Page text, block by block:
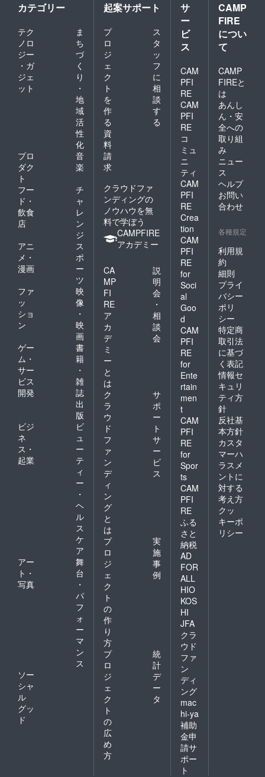
■ 進め方（例）
・初期：自宅ミ
ニスタジオの構
築とパイロット
動画制作
・以降：定期的
な配信と学習素
材の公開、進
捗・収支の透明
なレポート
今後ともどうぞ
よろしくお願い
いたします。
カテゴリー
テク
ノロ
ジー
・ガ
ジェ
ット
ま
ち
づ
く
り
・
地
域
活
性
化
プロ
ダク
ト
音
楽
フー
ド・
飲食
店
チ
ャ
レ
ン
ジ
アニ
メ・
漫画
ス
ポ
ー
ツ
ファ
ッ
ショ
ン
映
像
・
映
画
ゲー
ム・
サー
ビス
開発
書
籍
・
雑
誌
出
版
ビジ
ネ
ス・
起業
ビ
ュ
ー
テ
ィ
ー
・
ヘ
ル
ス
ケ
ア
アー
ト・
写真
舞
台
・
パ
フ
ォ
ー
マ
ン
ス
ソー
シャ
ル
グッ
ド
起案サポート
プ
ロ
ジ
ェ
ク
ト
を
作
る
ス
タ
ッ
フ
に
相
談
す
る
資
料
請
求
クラウドファ
ンディングの
ノウハウを無
料で学ぼう
CAMPFIRE
アカデミー
CA
MP
FI
RE
ア
カ
デ
ミ
ー
と
は
説
明
会
・
相
談
会
ク
ラ
ウ
ド
フ
ァ
ン
デ
ィ
ン
グ
と
は
サ
ポ
ー
ト
サ
ー
ビ
ス
プ
ロ
ジ
ェ
ク
ト
の
作
り
方
実
施
事
例
プ
ロ
ジ
ェ
ク
ト
の
広
め
方
統
計
デ
ー
タ
サ
ー
ビ
ス
CAM
PFI
RE
CAM
PFI
RE
コ
ミュ
ニ
ティ
CAM
PFI
RE
Crea
tion
CAM
PFI
RE
for
Soci
al
Goo
d
CAM
PFI
RE
for
Ente
rtain
men
t
CAM
PFI
RE
for
Spor
ts
CAM
PFI
RE
ふる
さと
納税
AD
FOR
ALL
HIO
KOS
HI
JFA
クラ
ウド
ファ
ン
ディ
ング
mac
hi-ya
補助
金申
請サ
ポー
ト
CAMP
FIRE
につい
て
CAMP
FIREと
は
あんし
ん・安
全への
取り組
み
ニュー
ス
ヘルプ
お問い
合わせ
各種規定
利用規
約
細則
プライ
バシー
ポリ
シー
特定商
取引法
に基づ
く表記
情報セ
キュリ
ティ方
針
反社基
本方針
カスタ
マーハ
ラスメ
ントに
対する
考え方
クッ
キーポ
リシー